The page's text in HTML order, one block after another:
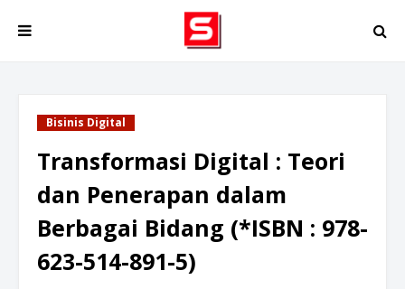
Bisinis Digital
Transformasi Digital : Teori
dan Penerapan dalam
Berbagai Bidang (*ISBN : 978-
623-514-891-5)